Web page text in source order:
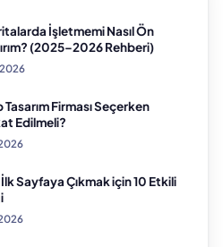
İşletmemi Nasıl Ön
(2025–2026 Rehberi)
Firması Seçerken
Edilmeli?
Sayfaya Çıkmak için 10 Etkili